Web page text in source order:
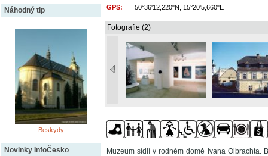
Náhodný tip
Beskydy
Novinky InfoČesko
GPS:
50°36'12,220"N, 15°20'5,660"E
Fotografie (2)
Muzeum sídlí v rodném domě Ivana